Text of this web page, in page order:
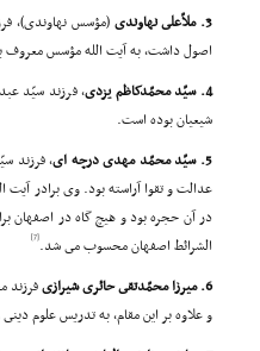
3. ملاّعلى نهاوندى
(مؤسس نهاوندى)،
اصول داشت، به آیت الله مؤسس معروف
4. سیّد محمّدکاظم یزدى
، فرزند سیّد
شیعیان بوده است.
5. سیّد محمّد مهدى درچه اى
عدالت و تقوا آراسته بود. وى برادر
در آن حجره بود و هیچ گاه در اصفهان
الشرائط اصفهان محسوب مى شد.[7]
6. میرزا محمّدتقى حائرى شیرازى
فرزند
و علاوه بر این مقام، به تدریس علوم دینى